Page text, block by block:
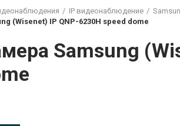
IP видеонаблюдение
(Wisenet) IP QNP-6230H speed dome
Samsung